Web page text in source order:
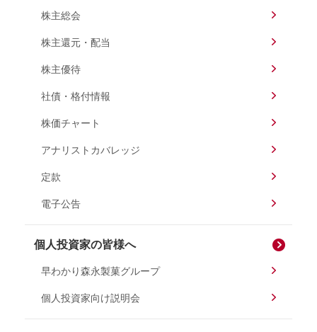
株主総会
株主還元・配当
株主優待
社債・格付情報
株価チャート
アナリストカバレッジ
定款
電子公告
個人投資家の皆様へ
早わかり森永製菓グループ
個人投資家向け説明会